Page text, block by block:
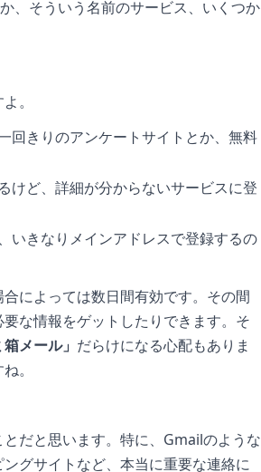
、そういう名前のサービス、いくつか
。
回きりのアンケートサイトとか、無料
けど、詳細が分からないサービスに登
いきなりメインアドレスで登録するの
によっては数日間有効です。その間
な情報をゲットしたりできます。そ
箱メール」 だらけになる心配もありま
。
だと思います。特に、Gmailのような
グサイトなど、本当に重要な連絡に